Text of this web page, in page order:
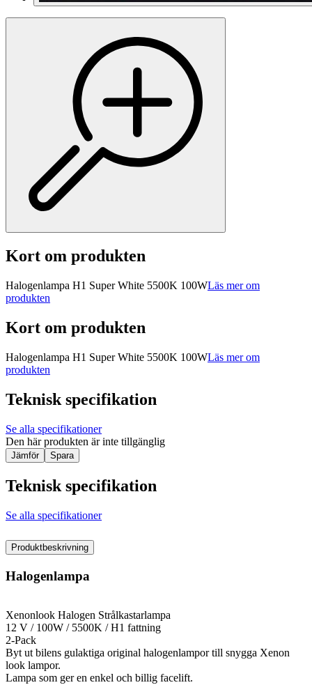
Kort om produkten
Halogenlampa H1 Super White 5500K 100WLäs mer om
produkten
Kort om produkten
Halogenlampa H1 Super White 5500K 100WLäs mer om
produkten
Teknisk specifikation
Se alla specifikationer
Den här produkten är inte tillgänglig
Jämför Spara
Teknisk specifikation
Se alla specifikationer
Produktbeskrivning
Halogenlampa
Xenonlook Halogen Strålkastarlampa
12 V / 100W / 5500K / H1 fattning
2-Pack
Byt ut bilens gulaktiga original halogenlampor till snygga Xenon
look lampor.
Lampa som ger en enkel och billig facelift.